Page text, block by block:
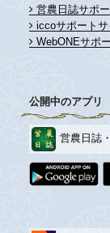
営農日誌サポー
iccoサポートサ
WebONEサポ
公開中のアプリ
営農日誌